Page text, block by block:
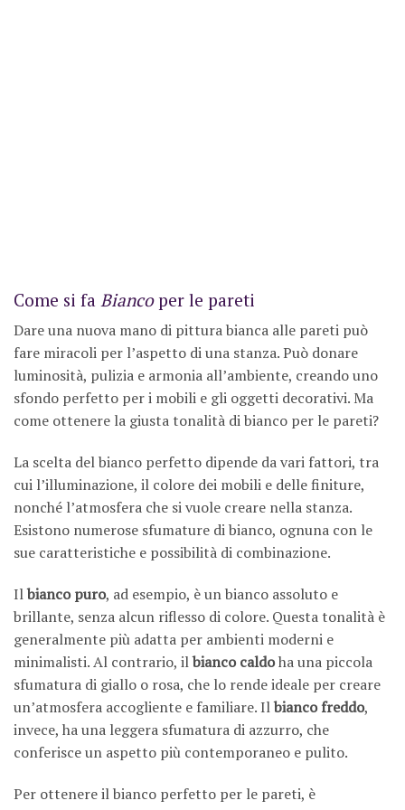
Come si fa Biancoper le pareti
Dare una nuova mano di pittura bianca alle pareti può
fare miracoli per l’aspetto di una stanza. Può donare
luminosità, pulizia e armonia all’ambiente, creando uno
sfondo perfetto per i mobili e gli oggetti decorativi. Ma
come ottenere la giusta tonalità di bianco per le pareti?
La scelta del bianco perfetto dipende da vari fattori, tra
cui l’illuminazione, il colore dei mobili e delle finiture,
nonché l’atmosfera che si vuole creare nella stanza.
Esistono numerose sfumature di bianco, ognuna con le
sue caratteristiche e possibilità di combinazione.
Ilbianco puro, ad esempio, è un bianco assoluto e
brillante, senza alcun riflesso di colore. Questa tonalità è
generalmente più adatta per ambienti moderni e
minimalisti. Al contrario, ilbianco caldoha una piccola
sfumatura di giallo o rosa, che lo rende ideale per creare
un’atmosfera accogliente e familiare. Ilbianco freddo,
invece, ha una leggera sfumatura di azzurro, che
conferisce un aspetto più contemporaneo e pulito.
Per ottenere il bianco perfetto per le pareti, è